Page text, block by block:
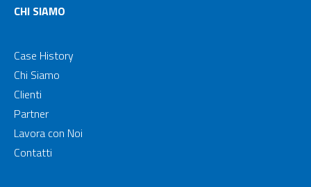
CHI SIAMO
Case History
Chi Siamo
Clienti
Partner
Lavora con Noi
Contatti